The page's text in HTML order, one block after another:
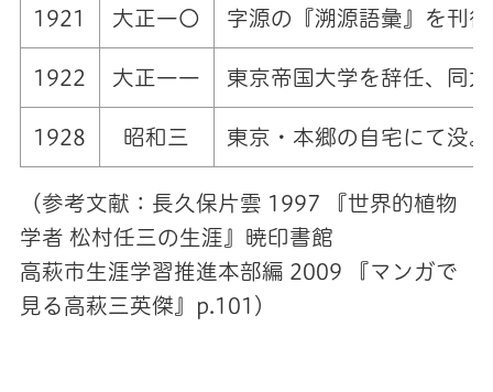
1921 大正一〇 字源の『溯源語彙』を刊
1922 大正一一 東京帝国大学を辞任、同
1928 昭和三 東京・本郷の自宅にて没
（参考文献：長久保片雲 1997 『世界的植物
学者 松村任三の生涯』暁印書館
高萩市生涯学習推進本部編 2009 『マンガで
見る高萩三英傑』p.101）